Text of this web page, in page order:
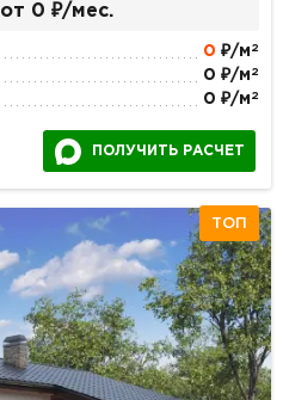
от 0 ₽/мес.
0 ₽/м 2
0 ₽/м 2
0 ₽/м 2
ПОЛУЧИТЬ РАСЧЕТ
ТОП